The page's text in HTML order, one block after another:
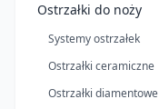
Ostrzałki do noży
Systemy ostrzałek
Ostrzałki ceramiczne
Ostrzałki diamentowe